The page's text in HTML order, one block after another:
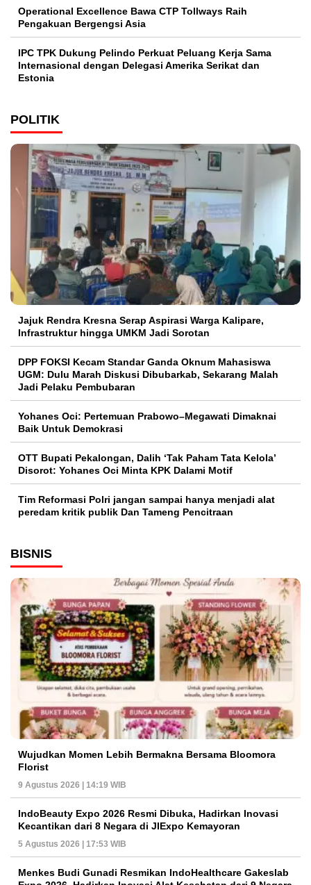
Operational Excellence Bawa CTP Tollways Raih
Pengakuan Bergengsi Asia
IPC TPK Dukung Pelindo Perkuat Peluang Kerja Sama
Internasional dengan Delegasi Amerika Serikat dan
Estonia
POLITIK
Jajuk Rendra Kresna Serap Aspirasi Warga Kalipare,
Infrastruktur hingga UMKM Jadi Sorotan
DPP FOKSI Kecam Standar Ganda Oknum Mahasiswa
UGM: Dulu Marah Diskusi Dibubarkab, Sekarang Malah
Jadi Pelaku Pembubaran
Yohanes Oci: Pertemuan Prabowo–Megawati Dimaknai
Baik Untuk Demokrasi
OTT Bupati Pekalongan, Dalih ‘Tak Paham Tata Kelola’
Disorot: Yohanes Oci Minta KPK Dalami Motif
Tim Reformasi Polri jangan sampai hanya menjadi alat
peredam kritik publik Dan Tameng Pencitraan
BISNIS
Wujudkan Momen Lebih Bermakna Bersama Bloomora
Florist
9 Agustus 2026 | 14:19 WIB
IndoBeauty Expo 2026 Resmi Dibuka, Hadirkan Inovasi
Kecantikan dari 8 Negara di JIExpo Kemayoran
5 Agustus 2026 | 17:53 WIB
Menkes Budi Gunadi Resmikan IndoHealthcare Gakeslab